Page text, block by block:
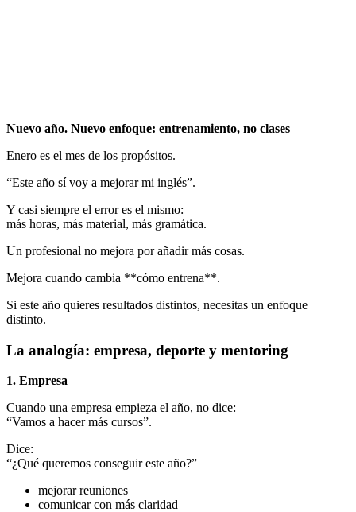
Nuevo año. Nuevo enfoque: entrenamiento, no clases
Enero es el mes de los propósitos.
“Este año sí voy a mejorar mi inglés”.
Y casi siempre el error es el mismo:
más horas, más material, más gramática.
Un profesional no mejora por añadir más cosas.
Mejora cuando cambia **cómo entrena**.
Si este año quieres resultados distintos, necesitas un enfoque
distinto.
La analogía: empresa, deporte y mentoring
1. Empresa
Cuando una empresa empieza el año, no dice:
“Vamos a hacer más cursos”.
Dice:
“¿Qué queremos conseguir este año?”
mejorar reuniones
comunicar con más claridad